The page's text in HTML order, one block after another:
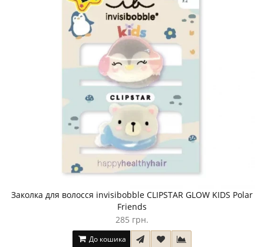
Заколка для волосся invisibobble CLIPSTAR GLOW KIDS Polar
Friends
285 грн.
До кошика